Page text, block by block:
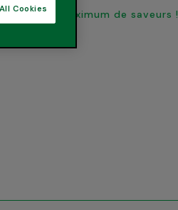
offrir le maximum de saveurs !
Cookies